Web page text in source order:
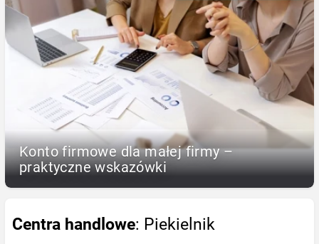
Konto firmowe dla małej firmy –
praktyczne wskazówki
Centra handlowe: Piekielnik